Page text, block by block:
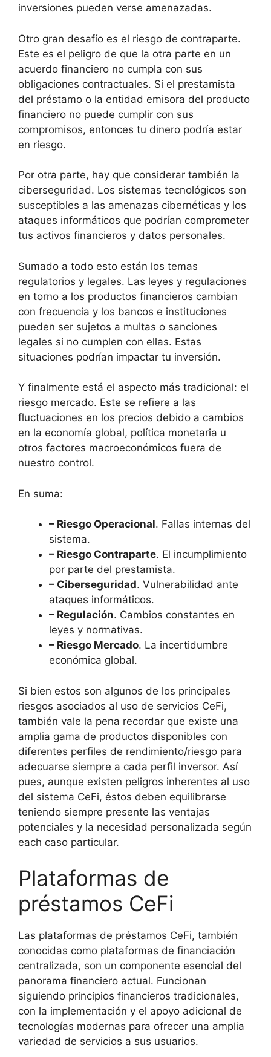
inversiones pueden verse amenazadas.
Otro gran desafío es el riesgo de contraparte.
Este es el peligro de que la otra parte en un
acuerdo financiero no cumpla con sus
obligaciones contractuales. Si el prestamista
del préstamo o la entidad emisora del producto
financiero no puede cumplir con sus
compromisos, entonces tu dinero podría estar
en riesgo.
Por otra parte, hay que considerar también la
ciberseguridad. Los sistemas tecnológicos son
susceptibles a las amenazas cibernéticas y los
ataques informáticos que podrían comprometer
tus activos financieros y datos personales.
Sumado a todo esto están los temas
regulatorios y legales. Las leyes y regulaciones
en torno a los productos financieros cambian
con frecuencia y los bancos e instituciones
pueden ser sujetos a multas o sanciones
legales si no cumplen con ellas. Estas
situaciones podrían impactar tu inversión.
Y finalmente está el aspecto más tradicional: el
riesgo mercado. Este se refiere a las
fluctuaciones en los precios debido a cambios
en la economía global, política monetaria u
otros factores macroeconómicos fuera de
nuestro control.
En suma:
– Riesgo Operacional. Fallas internas del
sistema.
– Riesgo Contraparte. El incumplimiento
por parte del prestamista.
– Ciberseguridad. Vulnerabilidad ante
ataques informáticos.
– Regulación. Cambios constantes en
leyes y normativas.
– Riesgo Mercado. La incertidumbre
económica global.
Si bien estos son algunos de los principales
riesgos asociados al uso de servicios CeFi,
también vale la pena recordar que existe una
amplia gama de productos disponibles con
diferentes perfiles de rendimiento/riesgo para
adecuarse siempre a cada perfil inversor. Así
pues, aunque existen peligros inherentes al uso
del sistema CeFi, éstos deben equilibrarse
teniendo siempre presente las ventajas
potenciales y la necesidad personalizada según
each caso particular.
Plataformas de
préstamos CeFi
Las plataformas de préstamos CeFi, también
conocidas como plataformas de financiación
centralizada, son un componente esencial del
panorama financiero actual. Funcionan
siguiendo principios financieros tradicionales,
con la implementación y el apoyo adicional de
tecnologías modernas para ofrecer una amplia
variedad de servicios a sus usuarios.